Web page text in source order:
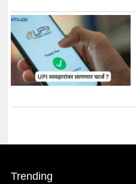
Trending